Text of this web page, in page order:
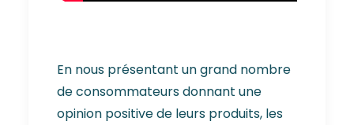
En nous présentant un grand nombre
de consommateurs donnant une
opinion positive de leurs produits, les